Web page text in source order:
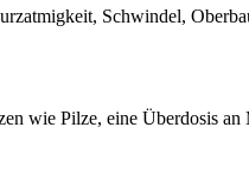
Schwindel,
wie Pilze, eine Überdosis